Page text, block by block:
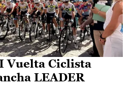
Vuelta Ciclista
LEADER